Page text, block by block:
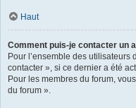
Haut
Comment puis-je contacter un
Pour l’ensemble des
contacter », si ce dernier a été
Pour les membres du forum,
du forum ».